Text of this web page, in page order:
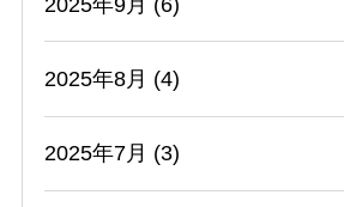
2025年8月 (4)
2025年7月 (3)